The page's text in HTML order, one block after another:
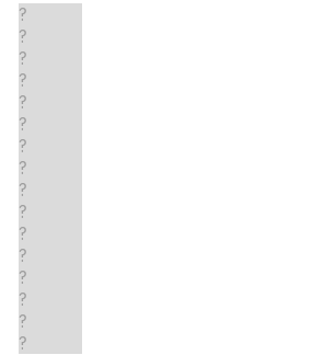
?
?
?
?
?
?
?
?
?
?
?
?
?
?
?
?